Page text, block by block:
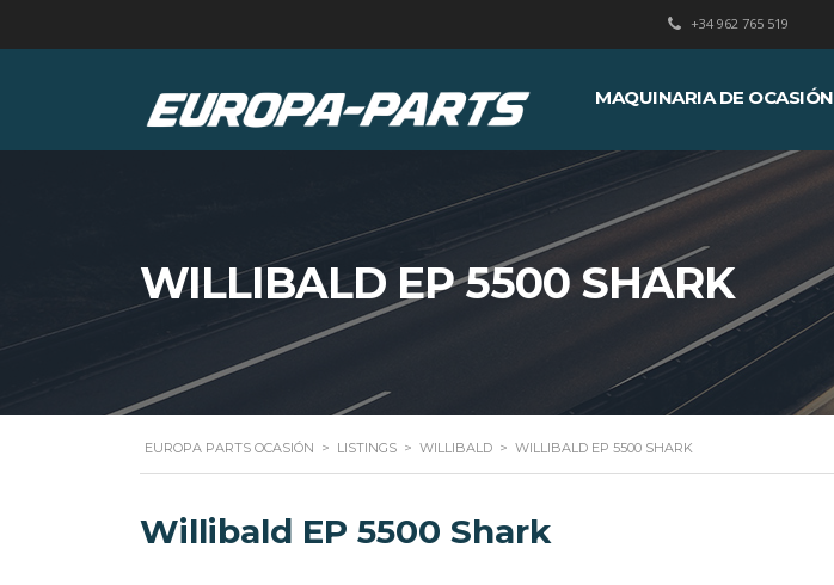
+34 962 765 519
MAQUINARIA DE OCASIÓN
WILLIBALD EP 5500 SHARK
EUROPA PARTS OCASIÓN > LISTINGS > WILLIBALD > WILLIBALD EP 5500 SHARK
Willibald EP 5500 Shark